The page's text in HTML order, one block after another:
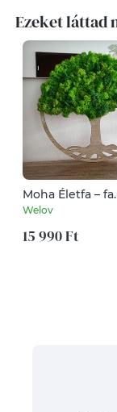
Ezeket láttad
Moha Életfa – fa
dekoráció
Welov
15 990 Ft